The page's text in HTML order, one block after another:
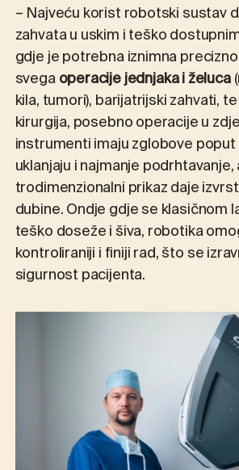
– Najveću korist robotski sustav
zahvata u uskim i teško
gdje je potrebna iznimna
svegaoperacije jednjaka i želuca
kila, tumori), barijatrijski zahvati,
kirurgija, posebno operacije u
instrumenti imaju zglobove
uklanjaju i najmanje podrhtavanje,
trodimenzionalni prikaz daje
dubine. Ondje gdje se klasičnom
teško doseže i šiva, robotika
kontroliraniji i finiji rad, što se
sigurnost pacijenta.